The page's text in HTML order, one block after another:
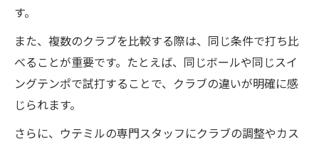
す。
また、複数のクラブを比較する際は、同じ条件で打ち比
べることが重要です。たとえば、同じボールや同じスイ
ングテンポで試打することで、クラブの違いが明確に感
じられます。
さらに、ウテミルの専門スタッフにクラブの調整やカス